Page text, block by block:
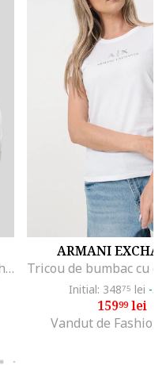
Set de sutiene cu cupe triunghiulare si detaliu logo - 3 perechi, Alb/Negru/Gri melange
ARMANI
Initial: 34875 lei -
15999lei
Vandut de Fashion